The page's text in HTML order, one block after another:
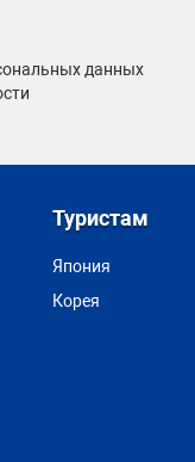
данных
Туристам
Япония
Корея